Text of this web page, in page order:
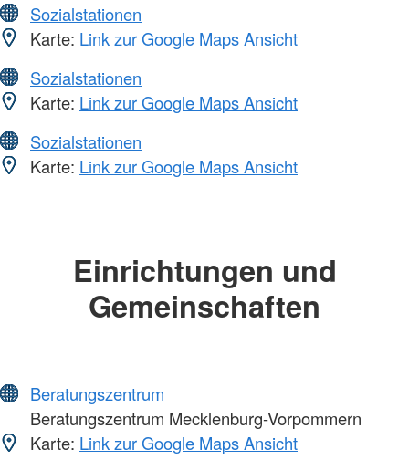
Sozialstationen
Karte: Link zur Google Maps Ansicht
Sozialstationen
Karte: Link zur Google Maps Ansicht
Sozialstationen
Karte: Link zur Google Maps Ansicht
Einrichtungen und
Gemeinschaften
Beratungszentrum
Beratungszentrum Mecklenburg-Vorpommern
Karte: Link zur Google Maps Ansicht